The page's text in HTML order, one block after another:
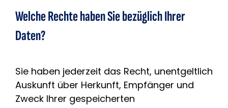
Welche Rechte haben Sie bezüglich Ihrer
Daten?
Sie haben jederzeit das Recht, unentgeltlich
Auskunft über Herkunft, Empfänger und
Zweck Ihrer gespeicherten